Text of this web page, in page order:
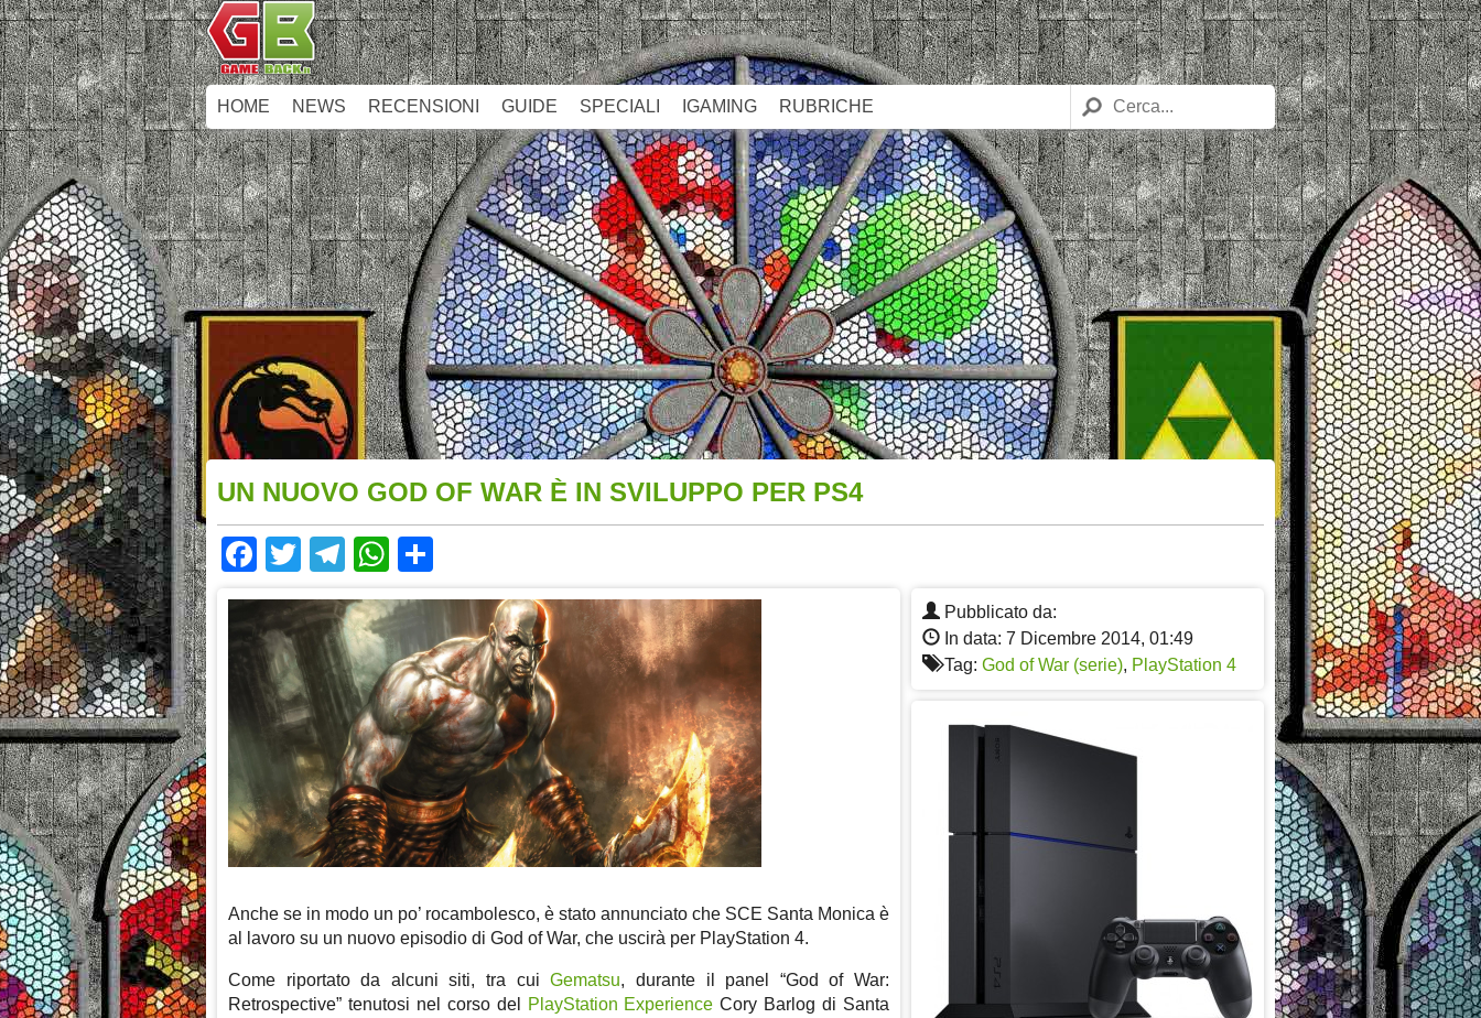
HOME NEWS RECENSIONI GUIDE SPECIALI IGAMING RUBRICHE
UN NUOVO GOD OF WAR È IN SVILUPPO PER PS4
Facebook
TwitterTelegram
WhatsApp
Pubblicato da:
In data: 7 Dicembre 2014, 01:49
Tag: God of War (serie), PlayStation 4
Anche se in modo un po’ rocambolesco, è stato annunciato che SCE Santa Monica è
al lavoro su un nuovo episodio di God of War, che uscirà per PlayStation 4.
Come riportato da alcuni siti, tra cuiGematsu, durante il panel “God of War:
Retrospective” tenutosi nel corso del
PlayStation Experience Cory Barlog di Santa